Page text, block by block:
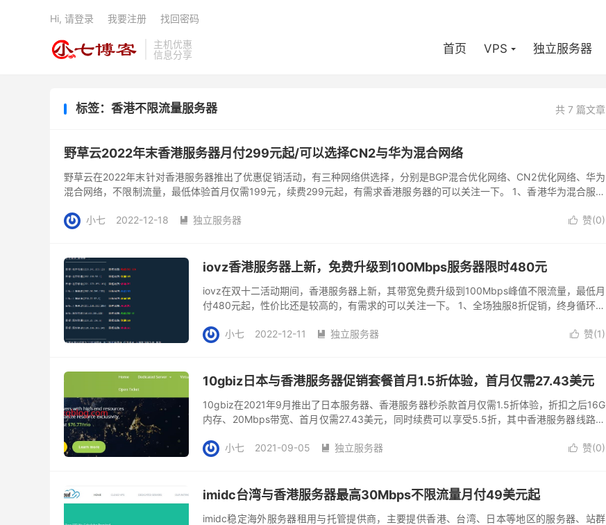
主机优惠
信息分享
首页 VPS 独立服务器
Hi, 请登录 我要注册 找回密码
共 7 篇文章
标签：香港不限流量服务器
野草云2022年末香港服务器月付299元起/可以选择CN2与华为混合网络
野草云在2022年末针对香港服务器推出了优惠促销活动，有三种网络供选择，分别是BGP混合优化网络、CN2优化网络、华为
混合网络，不限制流量，最低体验首月仅需199元，续费299元起，有需求香港服务器的可以关注一下。 1、香港华为混合服务
 赞(0)
小七 2022-12-18  独立服务器
iovz香港服务器上新，免费升级到100Mbps服务器限时480元
iovz在双十二活动期间，香港服务器上新，其带宽免费升级到100Mbps峰值不限流量，最低月
付480元起，性价比还是较高的，有需求的可以关注一下。 1、全场独服8折促销，终身循环折
 赞(1)
小七 2022-12-11  独立服务器
10gbiz日本与香港服务器促销套餐首月1.5折体验，首月仅需27.43美元
10gbiz在2021年9月推出了日本服务器、香港服务器秒杀款首月仅需1.5折体验，折扣之后16G
内存、20Mbps带宽、首月仅需27.43美元，同时续费可以享受5.5折，其中香港服务器线路属
 赞(0)
小七 2021-09-05  独立服务器
imidc台湾与香港服务器最高30Mbps不限流量月付49美元起
imidc稳定海外服务器租用与托管提供商，主要提供香港、台湾、日本等地区的服务器、站群